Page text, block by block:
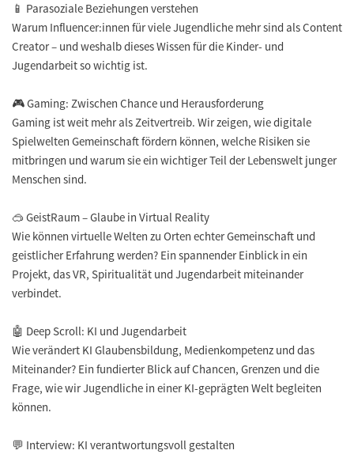
📱 Parasoziale Beziehungen verstehen
Warum Influencer:innen für viele Jugendliche mehr sind als Content
Creator – und weshalb dieses Wissen für die Kinder- und
Jugendarbeit so wichtig ist.
🎮 Gaming: Zwischen Chance und Herausforderung
Gaming ist weit mehr als Zeitvertreib. Wir zeigen, wie digitale
Spielwelten Gemeinschaft fördern können, welche Risiken sie
mitbringen und warum sie ein wichtiger Teil der Lebenswelt junger
Menschen sind.
🥽 GeistRaum – Glaube in Virtual Reality
Wie können virtuelle Welten zu Orten echter Gemeinschaft und
geistlicher Erfahrung werden? Ein spannender Einblick in ein
Projekt, das VR, Spiritualität und Jugendarbeit miteinander
verbindet.
🤖 Deep Scroll: KI und Jugendarbeit
Wie verändert KI Glaubensbildung, Medienkompetenz und das
Miteinander? Ein fundierter Blick auf Chancen, Grenzen und die
Frage, wie wir Jugendliche in einer KI-geprägten Welt begleiten
können.
💬 Interview: KI verantwortungsvoll gestalten